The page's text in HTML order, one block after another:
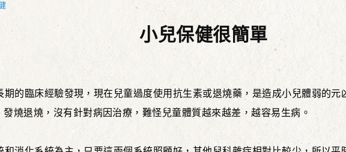
小兒保健很簡單
的臨床經驗發現，現在兒童過度使用抗生素或退燒藥，是造成小兒體弱的
燒退燒，沒有針對病因治療，難怪兒童體質越來越差，越容易生病。